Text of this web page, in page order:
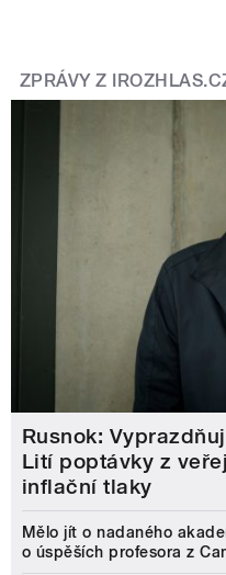
ZPRÁVY Z
Rusnok:
Lití poptávky z
inflační tlaky
Mělo jít o nadaného
o úspěších profesora z